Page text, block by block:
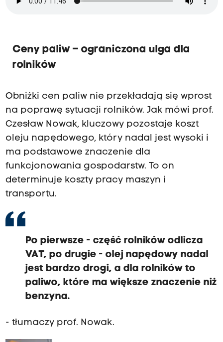
Ceny paliw – ograniczona ulga dla
rolników
Obniżki cen paliw nie przekładają się wprost
na poprawę sytuacji rolników. Jak mówi prof.
Czesław Nowak, kluczowy pozostaje koszt
oleju napędowego, który nadal jest wysoki i
ma podstawowe znaczenie dla
funkcjonowania gospodarstw. To on
determinuje koszty pracy maszyn i
transportu.
Po pierwsze - część rolników odlicza
VAT, po drugie - olej napędowy nadal
jest bardzo drogi, a dla rolników to
paliwo, które ma większe znaczenie niż
benzyna.
- tłumaczy prof. Nowak.